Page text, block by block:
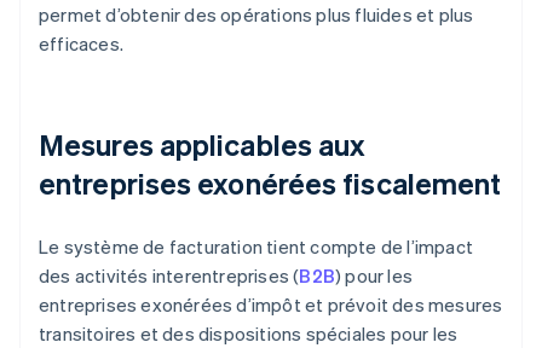
permet d’obtenir des opérations plus fluides et plus
efficaces.
Mesures applicables aux
entreprises exonérées fiscalement
Le système de facturation tient compte de l’impact
des activités interentreprises (B2B) pour les
entreprises exonérées d’impôt et prévoit des mesures
transitoires et des dispositions spéciales pour les